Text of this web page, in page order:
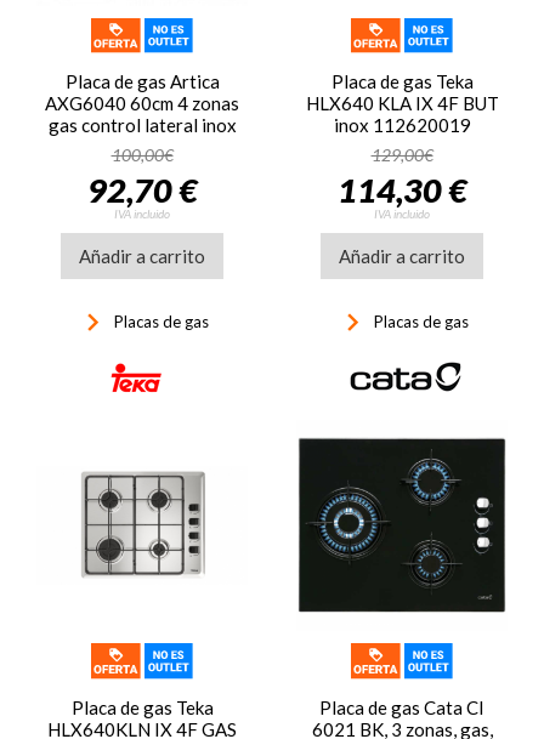
Placa de gas Artica
AXG6040 60cm 4 zonas
gas control lateral inox
100,00€
92,70 €
IVA incluido
Añadir a carrito
keyboard_arrow_right Placas de gas
Placa de gas Teka
HLX640 KLA IX 4F BUT
inox 112620019
129,00€
114,30 €
IVA incluido
Añadir a carrito
keyboard_arrow_right Placas de gas
Placa de gas Teka
HLX640KLN IX 4F GAS
Placa de gas Cata CI
6021 BK, 3 zonas, gas,